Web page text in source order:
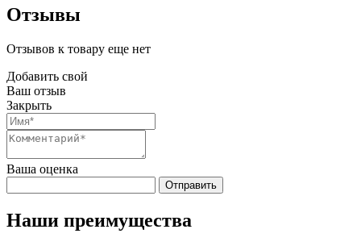
Отзывы
Отзывов к товару еще нет
Добавить свой
Ваш отзыв
Закрыть
Ваша оценка
Отправить
Наши преимущества